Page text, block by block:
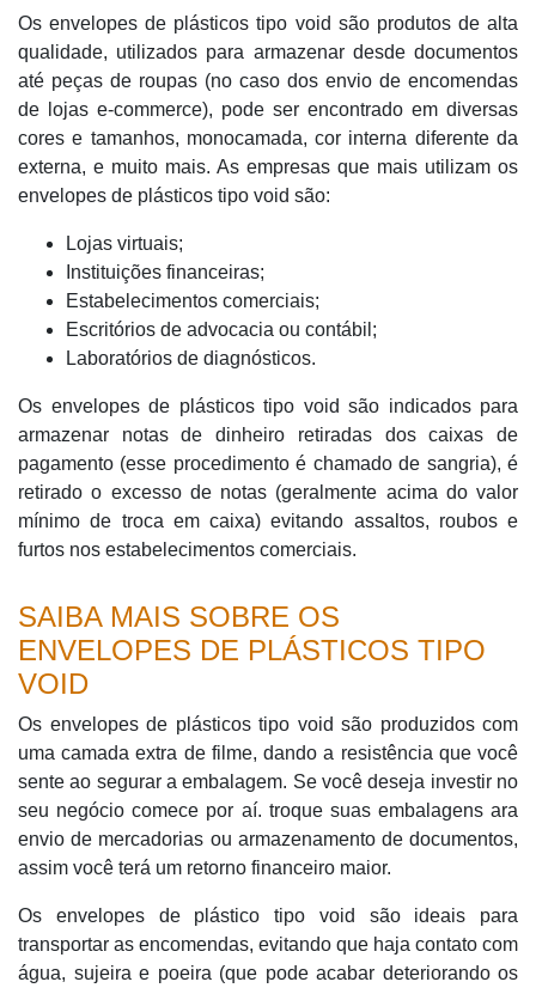
Os envelopes de plásticos tipo void são produtos de alta
qualidade, utilizados para armazenar desde documentos
até peças de roupas (no caso dos envio de encomendas
de lojas e-commerce), pode ser encontrado em diversas
cores e tamanhos, monocamada, cor interna diferente da
externa, e muito mais. As empresas que mais utilizam os
envelopes de plásticos tipo void são:
Lojas virtuais;
Instituições financeiras;
Estabelecimentos comerciais;
Escritórios de advocacia ou contábil;
Laboratórios de diagnósticos.
Os envelopes de plásticos tipo void são indicados para
armazenar notas de dinheiro retiradas dos caixas de
pagamento (esse procedimento é chamado de sangria), é
retirado o excesso de notas (geralmente acima do valor
mínimo de troca em caixa) evitando assaltos, roubos e
furtos nos estabelecimentos comerciais.
SAIBA MAIS SOBRE OS
ENVELOPES DE PLÁSTICOS TIPO
VOID
Os envelopes de plásticos tipo void são produzidos com
uma camada extra de filme, dando a resistência que você
sente ao segurar a embalagem. Se você deseja investir no
seu negócio comece por aí. troque suas embalagens ara
envio de mercadorias ou armazenamento de documentos,
assim você terá um retorno financeiro maior.
Os envelopes de plástico tipo void são ideais para
transportar as encomendas, evitando que haja contato com
água, sujeira e poeira (que pode acabar deteriorando os